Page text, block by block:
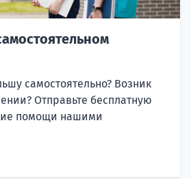
самостоятельно? Возник
Отправьте бесплатную
помощи нашими